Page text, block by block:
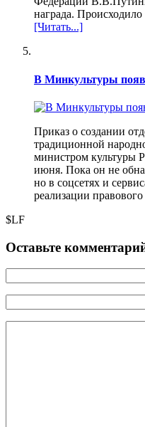
награда.
[Читать...]
В Минкультуры
Приказ о создании
традиционной
министром культуры
июня. Пока он не
но в соцсетях и
реализации правового
$LF
Оставьте